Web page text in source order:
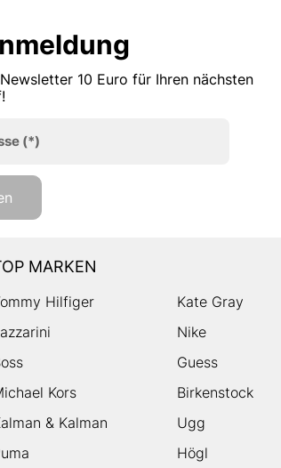
10 Euro für Ihren nächsten
(*)
MARKEN
Hilfiger Kate Gray
Nike
Guess
Kors
Birkenstock
& Kalman
Ugg
Högl